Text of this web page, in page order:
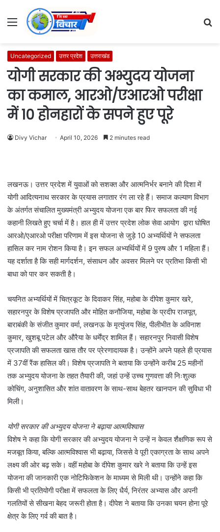
Menu
Uncategorized उत्तर प्रदेश उत्तराखंड
योगी सरकार की अभ्युदय योजना
का कमाल, आरओ/एआरओ परीक्षा
में 10 होनहारों के सपने हुए पूरे
Divy Vichar April 10, 2026 2 minutes read
लखनऊ। उत्तर प्रदेश में युवाओं को सशक्त और आत्मनिर्भर बनाने की दिशा में
योगी आदित्यनाथ सरकार के प्रयास लगातार रंग ला रहे हैं। समाज कल्याण विभाग
के अंतर्गत संचालित मुख्यमंत्री अभ्युदय योजना एक बार फिर सफलता की नई
कहानी लिखते हुए चर्चा में है। हाल ही में उत्तर प्रदेश लोक सेवा आयोग द्वारा घोषित
आरओ/एआरओ परीक्षा परिणाम में इस योजना से जुड़े 10 अभ्यर्थियों ने सफलता
हासिल कर नाम रोशन किया है। इन सफल अभ्यर्थियों में 9 पुरुष और 1 महिला हैं।
यह दर्शाता है कि सही मार्गदर्शन, संसाधन और अवसर मिलने पर प्रतिभा किसी भी
बाधा को पार कर सकती है।
चयनित अभ्यर्थियों में चित्रकूट के दिवाकर सिंह, महोबा के दीपेश कुमार खरे,
सहारनपुर के विशेष प्रजापति और मोहित कनौजिया, महोबा के प्रदीप राजपूत,
बाराबंकी के संजीत कुमार वर्मा, लखनऊ के मृत्युंजय सिंह, पीलीभीत के अविनाश
कुमार, खुशबू पटेल और औरैया के धर्मेंद्र शामिल हैं। सहारनपुर निवासी विशेष
प्रजापति की सफलता खास तौर पर प्रेरणादायक है। उन्होंने अपने पहले ही प्रयास
में 37वीं रैंक हासिल की। विशेष प्रजापति ने बताया कि उन्होंने करीब 25 महीनों
तक अभ्युदय योजना के तहत तैयारी की, जहां उन्हें उच्च गुणवत्ता की निःशुल्क
कोचिंग, अनुशासित और शांत वातावरण के साथ-साथ बेहतर खानपान की सुविधा भी
मिली।
योगी सरकार की अभ्युदय योजना ने बढ़ाया आत्मविश्वास
विशेष ने कहा कि योगी सरकार की अभ्युदय योजना ने उन्हें न केवल शैक्षणिक रूप से
मजबूत किया, बल्कि आत्मविश्वास भी बढ़ाया, जिससे वे पूरी एकाग्रता के साथ अपने
लक्ष्य की ओर बढ़ सके। वहीं महोबा के दीपेश कुमार खरे ने बताया कि उन्हें इस
योजना की जानकारी एक नोटिफिकेशन के माध्यम से मिली थी। उन्होंने कहा कि
किसी भी प्रतियोगी परीक्षा में सफलता के लिए धैर्य, निरंतर अभ्यास और अपनी
गलतियों से सीखना बेहद जरूरी होता है। दीपेश ने बताया कि उनका चयन होना पूरे
क्षेत्र के लिए गर्व की बात है।